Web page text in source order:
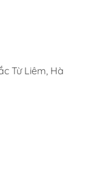
Từ Liêm, Hà